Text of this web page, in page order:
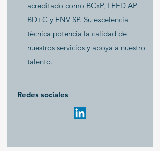
acreditado como BCxP, LEED AP
BD+C y ENV SP. Su excelencia
técnica potencia la calidad de
nuestros servicios y apoya a nuestro
talento.
Redes sociales